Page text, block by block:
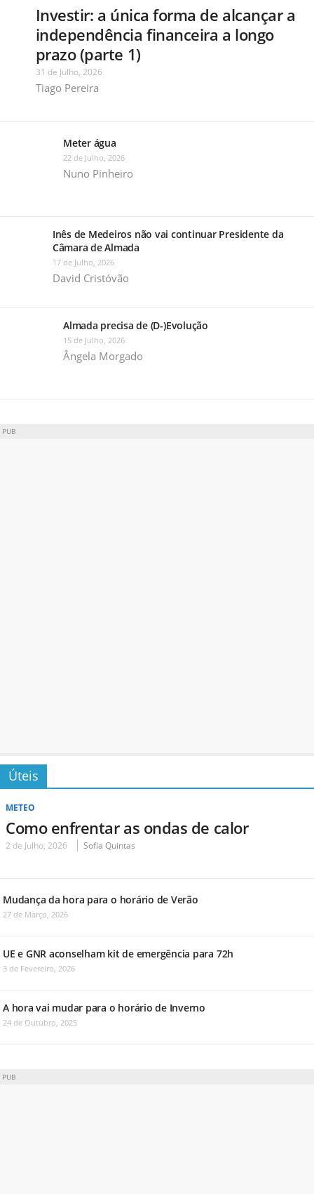
Investir: a única forma de alcançar a
independência financeira a longo
prazo (parte 1)
31 de Julho, 2026
Tiago Pereira
Meter água
22 de Julho, 2026
Nuno Pinheiro
Inês de Medeiros não vai continuar Presidente da
Câmara de Almada
17 de Julho, 2026
David Cristóvão
Almada precisa de (D-)Evolução
15 de Julho, 2026
Ângela Morgado
PUB
Úteis
METEO
Como enfrentar as ondas de calor
2 de Julho, 2026 Sofia Quintas
Mudança da hora para o horário de Verão
27 de Março, 2026
UE e GNR aconselham kit de emergência para 72h
3 de Fevereiro, 2026
A hora vai mudar para o horário de Inverno
24 de Outubro, 2025
PUB